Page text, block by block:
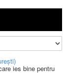
ies bine pentru